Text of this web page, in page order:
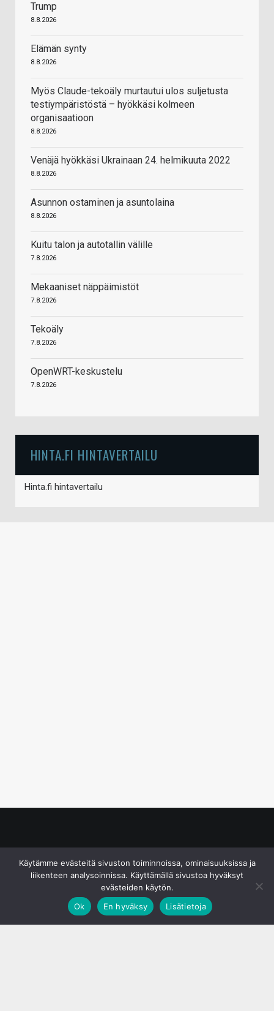
Trump
8.8.2026
Elämän synty
8.8.2026
Myös Claude-tekoäly murtautui ulos suljetusta
testiympäristöstä – hyökkäsi kolmeen
organisaatioon
8.8.2026
Venäjä hyökkäsi Ukrainaan 24. helmikuuta 2022
8.8.2026
Asunnon ostaminen ja asuntolaina
8.8.2026
Kuitu talon ja autotallin välille
7.8.2026
Mekaaniset näppäimistöt
7.8.2026
Tekoäly
7.8.2026
OpenWRT-keskustelu
7.8.2026
HINTA.FI HINTAVERTAILU
Hinta.fi hintavertailu
Käytämme evästeitä sivuston toiminnoissa, ominaisuuksissa ja
liikenteen analysoinnissa. Käyttämällä sivustoa hyväksyt
evästeiden käytön.
Ok
En hyväksy Lisätietoja